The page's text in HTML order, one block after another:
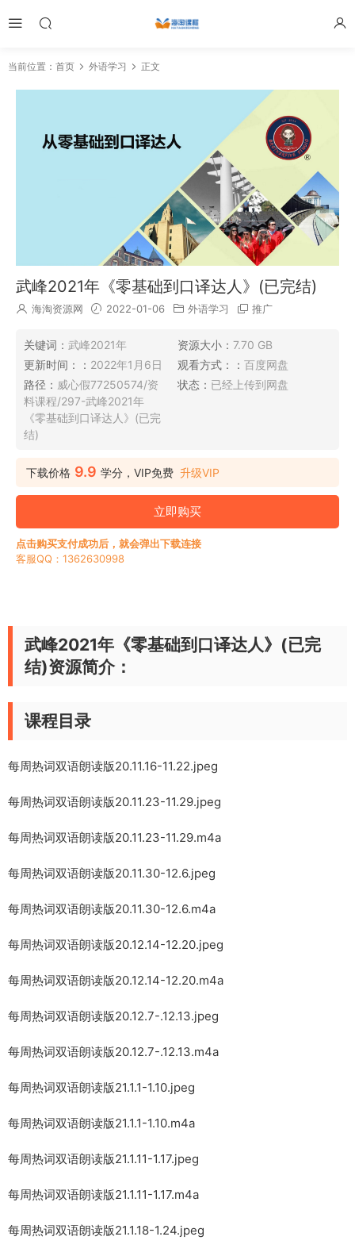
当前位置： 首页 外语学习 正文
武峰2021年《零基础到口译达人》(已完结)
海淘资源网 2022-01-06 外语学习 推广
关键词： 武峰2021年 资源大小： 7.70 GB
更新时间：： 2022年1月6日 观看方式：： 百度网盘
路径： 威心假77250574/资
料课程/297-武峰2021年
《零基础到口译达人》(已完
结)
状态： 已经上传到网盘
下载价格 9.9 学分，VIP免费 升级VIP
立即购买
点击购买支付成功后，就会弹出下载连接
客服QQ：1362630998
武峰2021年《零基础到口译达人》(已完
结)资源简介：
课程目录
每周热词双语朗读版20.11.16-11.22.jpeg
每周热词双语朗读版20.11.23-11.29.jpeg
每周热词双语朗读版20.11.23-11.29.m4a
每周热词双语朗读版20.11.30-12.6.jpeg
每周热词双语朗读版20.11.30-12.6.m4a
每周热词双语朗读版20.12.14-12.20.jpeg
每周热词双语朗读版20.12.14-12.20.m4a
每周热词双语朗读版20.12.7-.12.13.jpeg
每周热词双语朗读版20.12.7-.12.13.m4a
每周热词双语朗读版21.1.1-1.10.jpeg
每周热词双语朗读版21.1.1-1.10.m4a
每周热词双语朗读版21.1.11-1.17.jpeg
每周热词双语朗读版21.1.11-1.17.m4a
每周热词双语朗读版21.1.18-1.24.jpeg